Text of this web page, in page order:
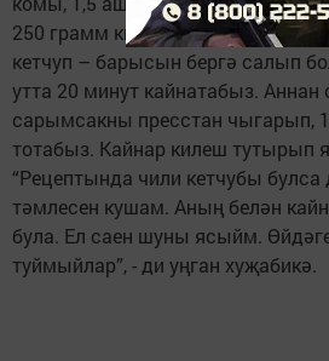
250 грамм кискен тәмле кетчуп,
кетчуп – барысын бергә салып
утта 20 минут кайнатабыз. Аннан
сарымсакны пресстан чыгарып,
тотабыз. Кайнар килеш тутырып
“Рецептында чили кетчубы булса
тәмлесен кушам. Аның белән
була. Ел саен шуны ясыйм.
туймыйлар”, - ди уңган хуҗабикә.